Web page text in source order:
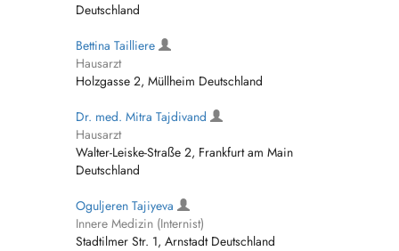
Deutschland
Bettina Tailliere
Hausarzt
Holzgasse 2, Müllheim Deutschland
Dr. med. Mitra Tajdivand
Hausarzt
Walter-Leiske-Straße 2, Frankfurt am Main
Deutschland
Oguljeren Tajiyeva
Innere Medizin (Internist)
Stadtilmer Str. 1, Arnstadt Deutschland